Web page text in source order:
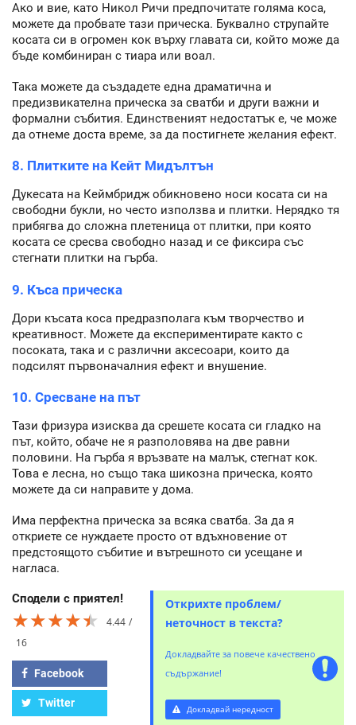
Ако и вие, като Никол Ричи предпочитате голяма коса,
можете да пробвате тази прическа. Буквално струпайте
косата си в огромен кок върху главата си, който може да
бъде комбиниран с тиара или воал.
Така можете да създадете една драматична и
предизвикателна прическа за сватби и други важни и
формални събития. Единственият недостатък е, че може
да отнеме доста време, за да постигнете желания ефект.
8. Плитките на Кейт Мидълтън
Дукесата на Кеймбридж обикновено носи косата си на
свободни букли, но често използва и плитки. Нерядко тя
прибягва до сложна плетеница от плитки, при която
косата се сресва свободно назад и се фиксира със
стегнати плитки на гърба.
9. Къса прическа
Дори късата коса предразполага към творчество и
креативност. Можете да експериментирате както с
посоката, така и с различни аксесоари, които да
подсилят първоначалния ефект и внушение.
10. Сресване на път
Тази фризура изисква да срешете косата си гладко на
път, който, обаче не я разполовява на две равни
половини. На гърба я връзвате на малък, стегнат кок.
Това е лесна, но също така шикозна прическа, която
можете да си направите у дома.
Има перфектна прическа за всяка сватба. За да я
откриете се нуждаете просто от вдъхновение от
предстоящото събитие и вътрешното си усещане и
нагласа.
Сподели с приятел!
★★★★★
★★★★★
★★★★★
4.44
16
Facebook
Twitter
Открихте проблем/
неточност в текста?
Докладвайте за повече качествено
съдържание!
Докладвай нередност